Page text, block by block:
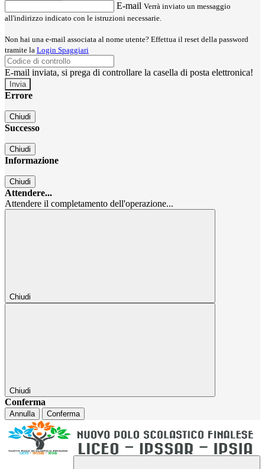
E-mail Verrà inviato un messaggio
all'indirizzo indicato con le istruzioni necessarie.
Non hai una e-mail associata al nome utente? Effettua il reset della password
tramite la Login Spaggiari
E-mail inviata, si prega di controllare la casella di posta elettronica!
Errore
Chiudi
Successo
Chiudi
Informazione
Chiudi
Attendere...
Attendere il completamento dell'operazione...
Chiudi
Chiudi
Conferma
Annulla Conferma